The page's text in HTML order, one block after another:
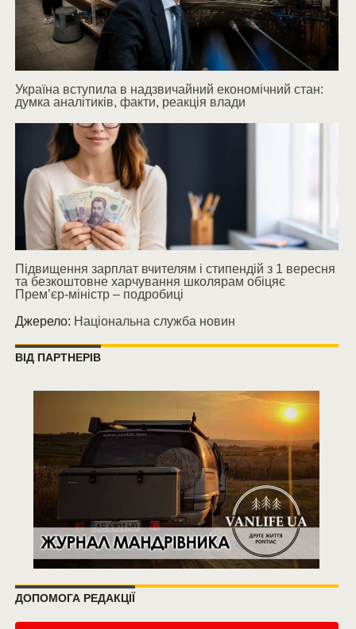
Україна вступила в надзвичайний економічний стан:
думка аналітиків, факти, реакція влади
Підвищення зарплат вчителям і стипендій з 1 вересня
та безкоштовне харчування школярам обіцяє
Прем’єр-міністр – подробиці
Джерело: Національна служба новин
ВІД ПАРТНЕРІВ
ДОПОМОГА РЕДАКЦІЇ